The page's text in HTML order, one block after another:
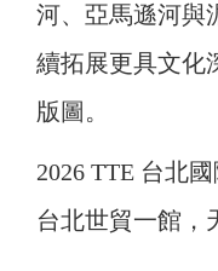
河、亞馬遜河與
續拓展更具文化
版圖。
2026 TTE 台北
台北世貿一館，